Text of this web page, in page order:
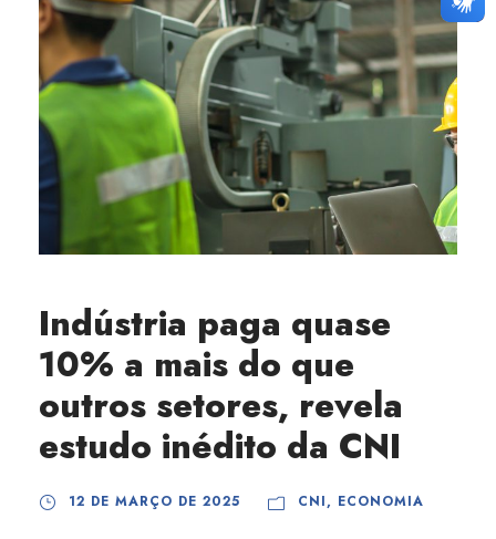
Indústria paga quase
10% a mais do que
outros setores, revela
estudo inédito da CNI
12 DE MARÇO DE 2025 CNI, ECONOMIA